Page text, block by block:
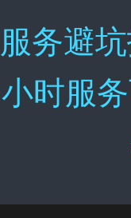
服务避
小时服